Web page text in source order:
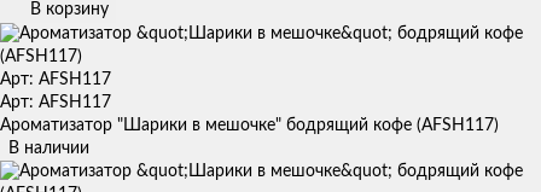
В корзину
Арт: AFSH117
Арт: AFSH117
Ароматизатор "Шарики в мешочке" бодрящий кофе (AFSH117)
В наличии